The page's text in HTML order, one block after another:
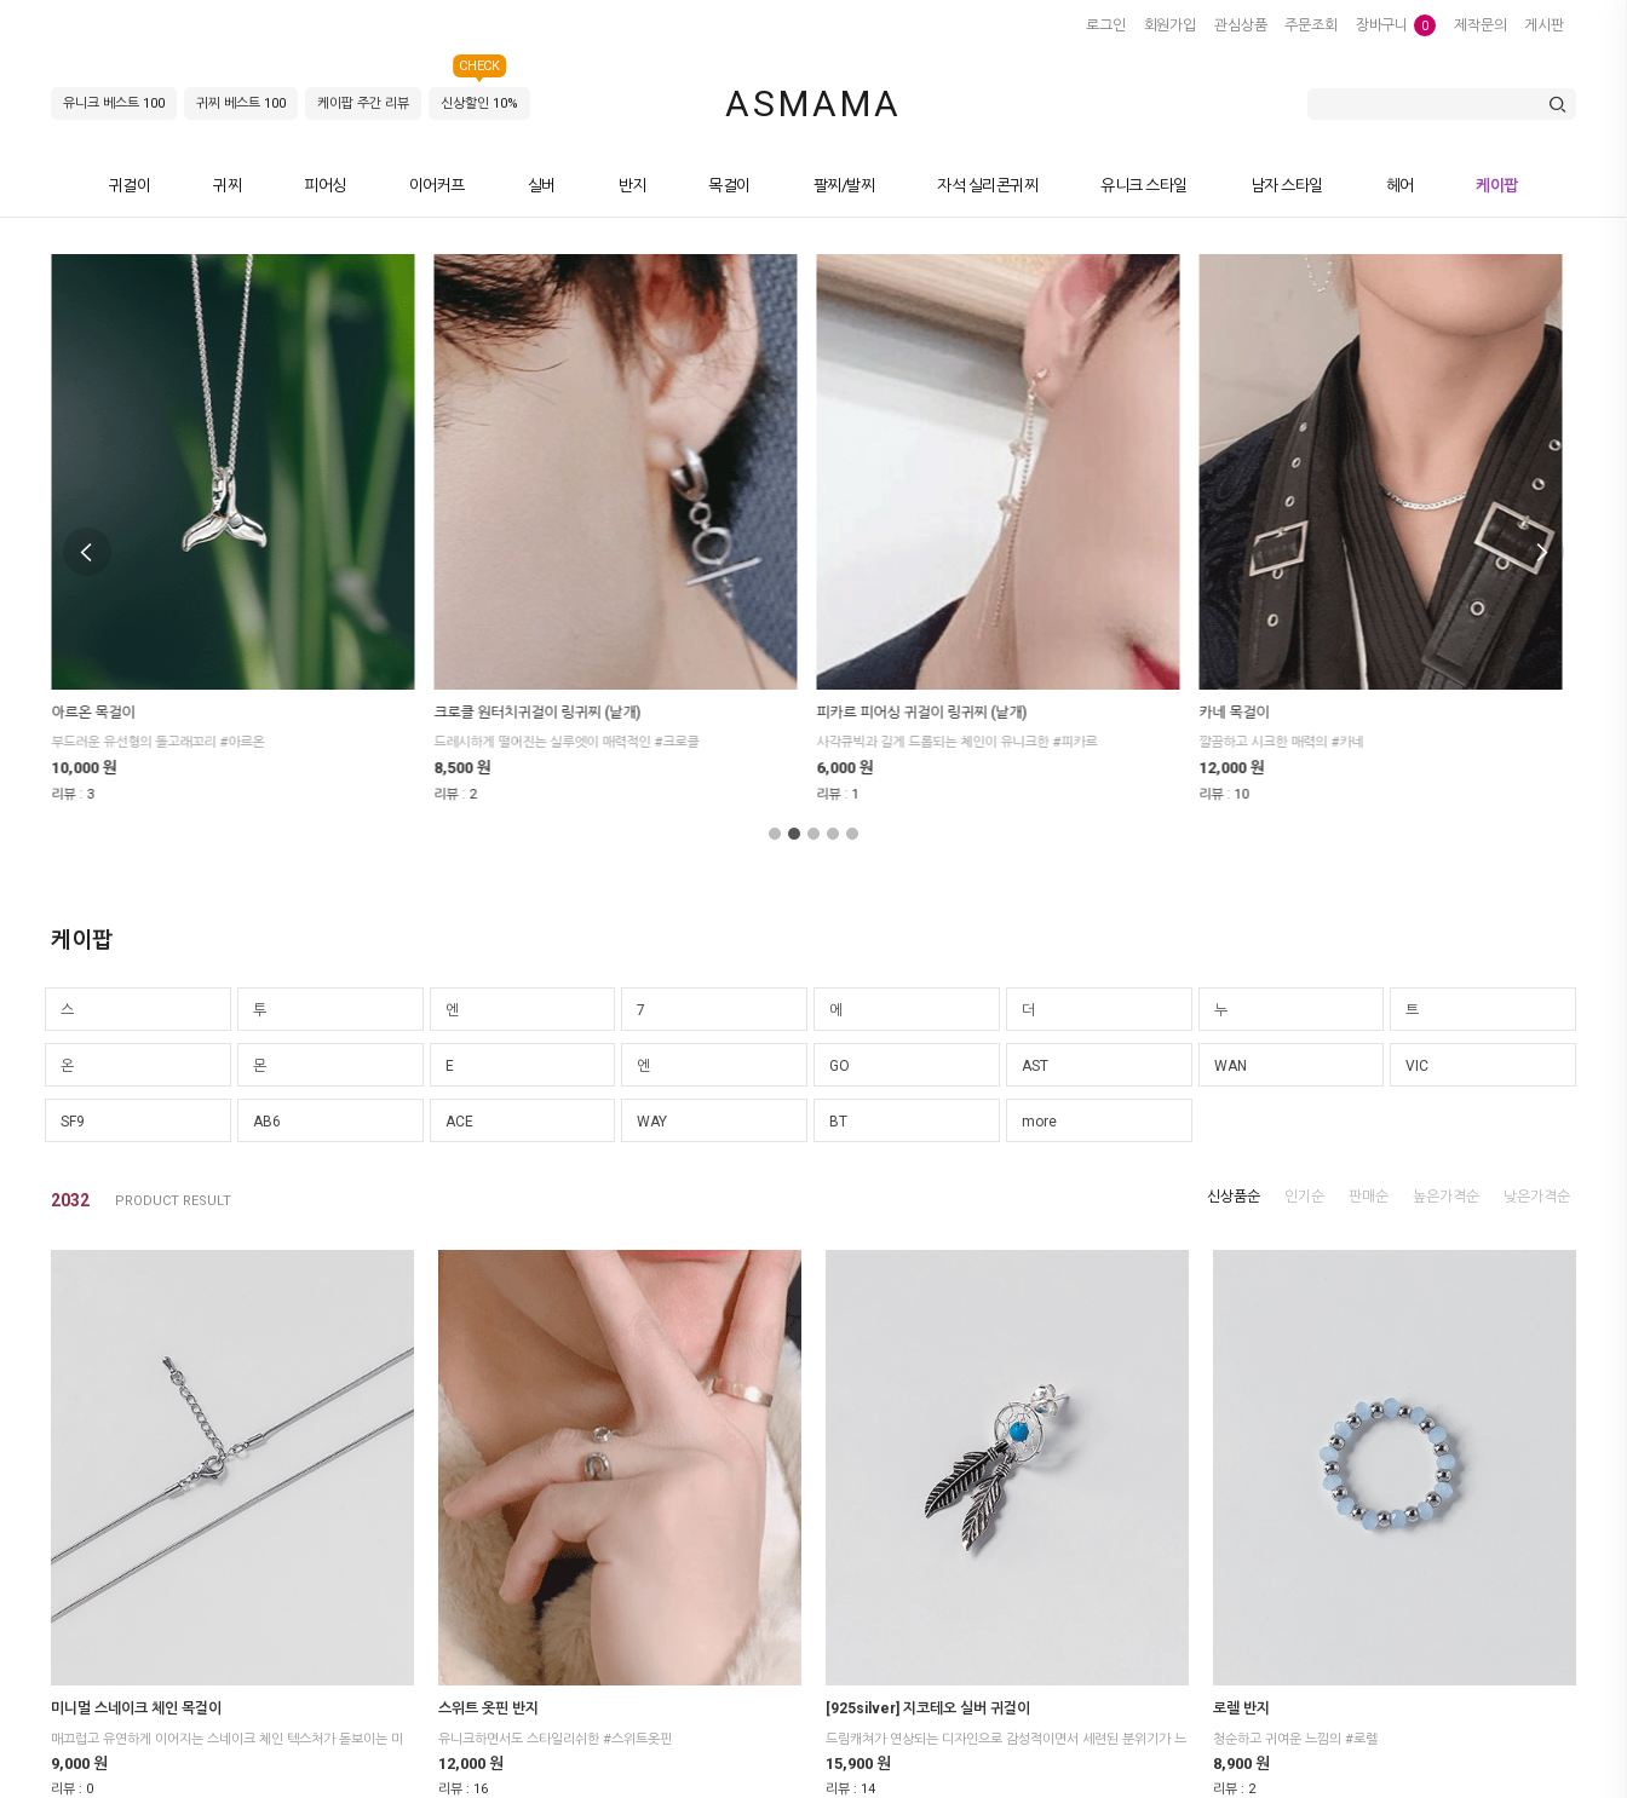
로그인 회원가입 관심상품 주문조회 장바구니 0 제작문의 게시판
ASMAMA
유니크 베스트 100 귀찌 베스트 100 케이팝 주간 리뷰 신상할인 10%
CHECK
귀걸이 귀찌 피어싱 이어커프 실버 반지 목걸이 팔찌/발찌 자석 실리콘귀찌 유니크 스타일 남자 스타일 헤어 케이팝
아르온 목걸이
부드러운 유선형의 돌고래꼬리 #아르온
10,000 원
리뷰: 3
크로클 원터치귀걸이 링귀찌 (낱개)
드레시하게 떨어진는 실루엣이 매력적인 #크로클
8,500 원
리뷰: 2
피카르 피어싱 귀걸이 링귀찌 (낱개)
사각큐빅과 길게 드롭되는 체인이 유니크한 #피카르
6,000 원
리뷰: 1
카네 목걸이
깔끔하고 시크한 매력의 #카네
12,000 원
리뷰: 10
케이팝
스 투 엔 7 에 더 누 트
온 몬 E 엔 GO AST WAN VIC
SF9 AB6 ACE WAY BT more
2032 신상품순 인기순 판매순 높은가격순 낮은가격순
미니멀 스네이크 체인 목걸이
9,000 원
리뷰 : 0
스위트 옷핀 반지
유니크하면서도 스타일리쉬한 #스위트옷핀
12,000 원
리뷰 : 16
[925silver] 지코테오 실버 귀걸이
15,900 원
리뷰 : 14
로렐 반지
청순하고 귀여운 느낌의 #로렐
8,900 원
리뷰 : 2